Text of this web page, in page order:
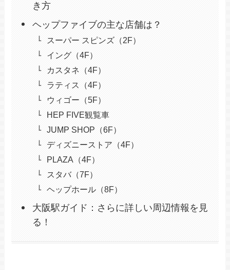
き方
ヘップファイブの主な店舗は？
スーパー スピンズ（2F）
イング（4F）
カスタネ（4F）
ラティス（4F）
ウィゴー（5F）
HEP FIVE観覧車
JUMP SHOP（6F）
ディズニーストア（4F）
PLAZA（4F）
スタバ（7F）
ヘップホール（8F）
大阪駅ガイド：さらに詳しい周辺情報を見
る！